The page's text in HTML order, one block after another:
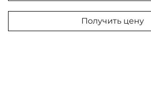
Получить цену